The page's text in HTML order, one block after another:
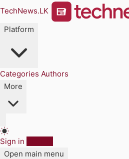
TechNews.LK
Platform
Categories Authors
More
Sign in
Open main menu